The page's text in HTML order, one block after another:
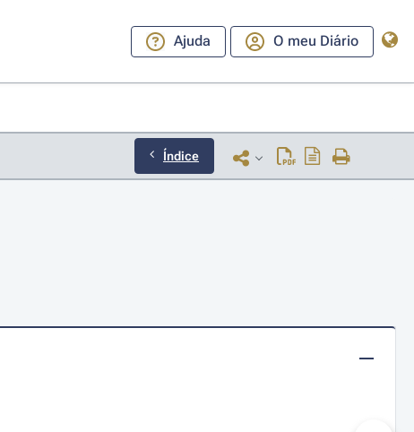
Ajuda O meu Diário
Índice